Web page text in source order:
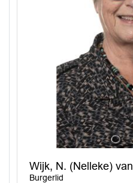
Wijk, N. (Nelleke) van
Burgerlid